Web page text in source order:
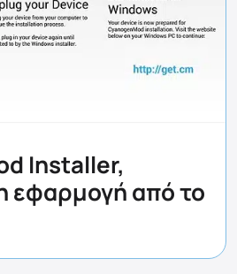
Installer,
εφαρμογή από το